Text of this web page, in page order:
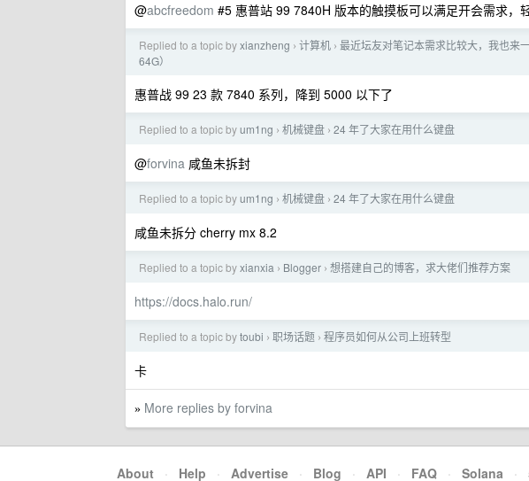
@abcfreedom #5 惠普站 99 7840H 版本的触摸板可以满足开会需求，
Replied to a topic byxianzheng › 计算机 › 最近坛友对笔记本需求比较大，我也来
64G）
惠普战 99 23 款 7840 系列，降到 5000 以下了
Replied to a topic byum1ng › 机械键盘 › 24 年了大家在用什么键盘
@forvina 咸鱼未拆封
Replied to a topic byum1ng › 机械键盘 › 24 年了大家在用什么键盘
咸鱼未拆分 cherry mx 8.2
Replied to a topic byxianxia › Blogger › 想搭建自己的博客，求大佬们推荐方案
https://docs.halo.run/
Replied to a topic bytoubi › 职场话题 › 程序员如何从公司上班转型
卡
» More replies by forvina
About · Help · Advertise · Blog · API · FAQ · Solana ·